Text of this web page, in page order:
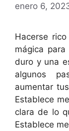
enero 6,
Hacerse
mágica
duro y una
algunos
aumentar
Establece
clara de lo
Establece